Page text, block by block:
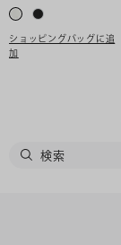
ショッピングバッグに追
加